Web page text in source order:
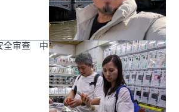
全审查 中